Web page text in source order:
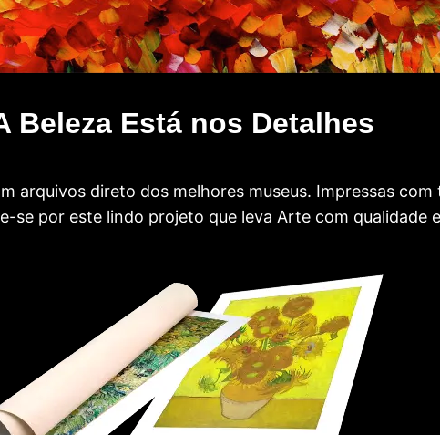
Beleza Está nos Detalhes
arquivos direto dos melhores museus. Impressas
se por este lindo projeto que leva Arte com qualidade